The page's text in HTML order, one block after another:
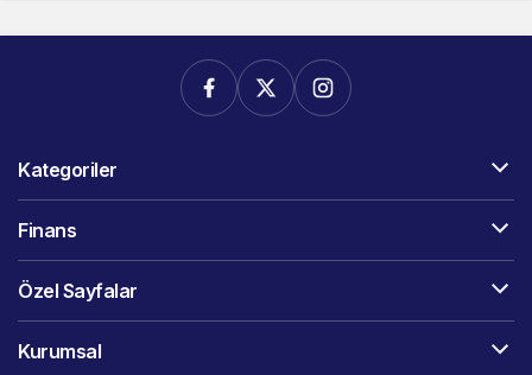
Kategoriler
Finans
Özel Sayfalar
Kurumsal